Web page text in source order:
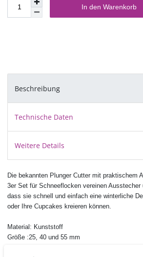
In den Warenkorb
Beschreibung
Technische Daten
Weitere Details
Die bekannten Plunger Cutter mit praktischem
3er Set für Schneeflocken vereinen Ausstecher
dass sie schnell und einfach eine winterliche
oder Ihre Cupcakes kreieren können.
Material: Kunststoff
Größe :25, 40 und 55 mm